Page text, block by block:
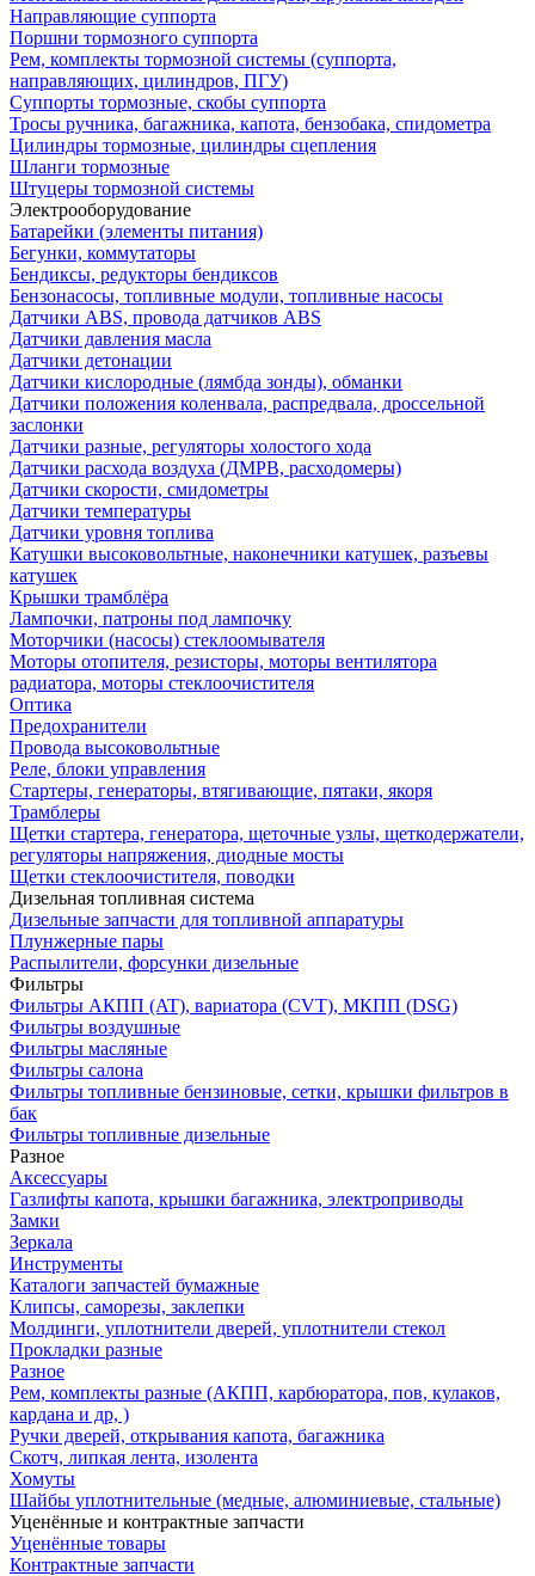
Направляющие суппорта
Поршни тормозного суппорта
Рем, комплекты тормозной системы (суппорта,
направляющих, цилиндров, ПГУ)
Суппорты тормозные, скобы суппорта
Тросы ручника, багажника, капота, бензобака, спидометра
Цилиндры тормозные, цилиндры сцепления
Шланги тормозные
Штуцеры тормозной системы
Электрооборудование
Батарейки (элементы питания)
Бегунки, коммутаторы
Бендиксы, редукторы бендиксов
Бензонасосы, топливные модули, топливные насосы
Датчики ABS, провода датчиков ABS
Датчики давления масла
Датчики детонации
Датчики кислородные (лямбда зонды), обманки
Датчики положения коленвала, распредвала, дроссельной
заслонки
Датчики разные, регуляторы холостого хода
Датчики расхода воздуха (ДМРВ, расходомеры)
Датчики скорости, смидометры
Датчики температуры
Датчики уровня топлива
Катушки высоковольтные, наконечники катушек, разъевы
катушек
Крышки трамблёра
Лампочки, патроны под лампочку
Моторчики (насосы) стеклоомывателя
Моторы отопителя, резисторы, моторы вентилятора
радиатора, моторы стеклоочистителя
Оптика
Предохранители
Провода высоковольтные
Реле, блоки управления
Стартеры, генераторы, втягивающие, пятаки, якоря
Трамблеры
Щетки стартера, генератора, щеточные узлы, щеткодержатели,
регуляторы напряжения, диодные мосты
Щетки стеклоочистителя, поводки
Дизельная топливная система
Дизельные запчасти для топливной аппаратуры
Плунжерные пары
Распылители, форсунки дизельные
Фильтры
Фильтры АКПП (AT), вариатора (CVT), МКПП (DSG)
Фильтры воздушные
Фильтры масляные
Фильтры салона
Фильтры топливные бензиновые, сетки, крышки фильтров в
бак
Фильтры топливные дизельные
Разное
Аксесcуары
Газлифты капота, крышки багажника, электроприводы
Замки
Зеркала
Инструменты
Каталоги запчастей бумажные
Клипсы, саморезы, заклепки
Молдинги, уплотнители дверей, уплотнители стекол
Прокладки разные
Разное
Рем, комплекты разные (АКПП, карбюратора, пов, кулаков,
кардана и др, )
Ручки дверей, открывания капота, багажника
Скотч, липкая лента, изолента
Хомуты
Шайбы уплотнительные (медные, алюминиевые, стальные)
Уценённые и контрактные запчасти
Уценённые товары
Контрактные запчасти